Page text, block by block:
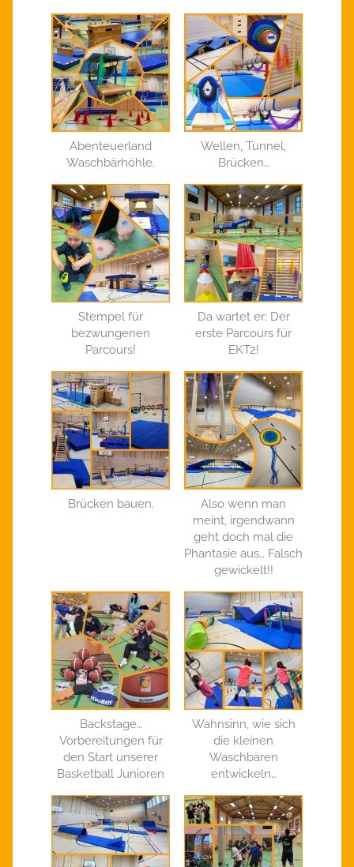
Abenteuerland
Waschbärhöhle.
Wellen, Tunnel,
Brücken…
Stempel für
bezwungenen
Parcours!
Da wartet er: Der
erste Parcours für
EKT2!
Brücken bauen.
Also wenn man
meint, irgendwann
geht doch mal die
Phantasie aus… Falsch
gewickelt!!
Backstage…
Vorbereitungen für
den Start unserer
Basketball Junioren
Wahnsinn, wie sich
die kleinen
Waschbären
entwickeln…